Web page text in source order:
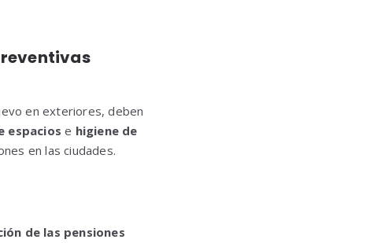
en exteriores, deben
espacios e higiene de
en las ciudades.
de las pensiones